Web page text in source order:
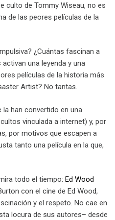
culto de Tommy Wiseau, no es
de las peores películas de la
¿Cuántas fascinan a
una leyenda y una
películas de la historia más
Artist? No tantas.
han convertido en una
vinculada a internet) y, por
por motivos que escapen a
tanto una película en la que,
todo el tiempo: Ed Wood
con el cine de Ed Wood,
y el respeto. No cae en
locura de sus autores– desde